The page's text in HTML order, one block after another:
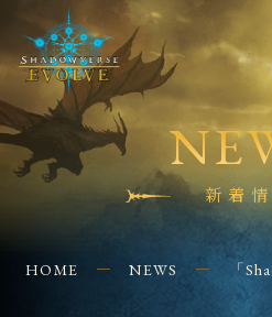
Q&A
SHOPS
CONTACT
新着
HOME NEWS 「